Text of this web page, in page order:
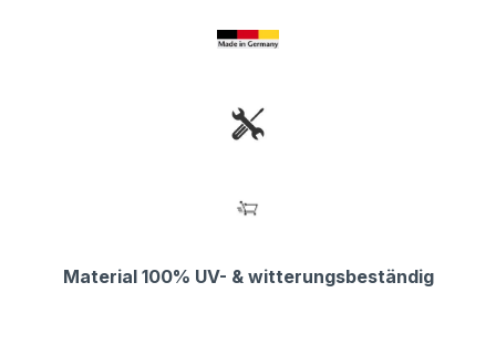
Material 100% UV- & witterungsbeständig